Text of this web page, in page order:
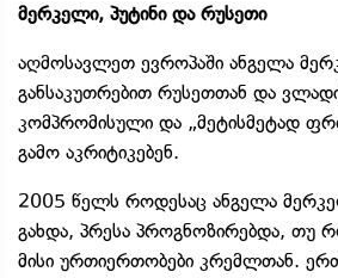
მერკელი, პუტინი და რუსეთი
აღმოსავლეთ ევროპაში ანგელა
განსაკუთრებით რუსეთთან და
კომპრომისული და „მეტისმეტად
გამო აკრიტიკებენ.
2005 წელს როდესაც ანგელა
გახდა, პრესა პროგნოზირებდა, თუ
მისი ურთიერთობები კრემლთან.